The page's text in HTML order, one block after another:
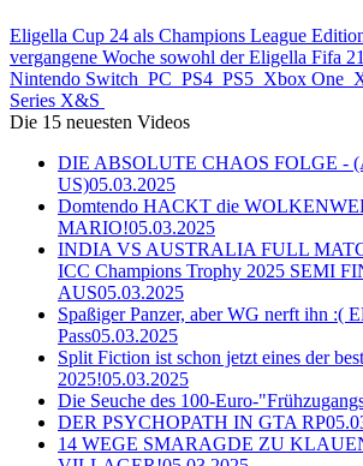
Eligella Cup 24 als Champions League
vergangene Woche sowohl der Eligella Fifa
Nintendo Switch PC PS4 PS5 Xbox One
Series X&S
Die 15 neuesten Videos
DIE ABSOLUTE CHAOS FOLGE -
US)05.03.2025
Domtendo HACKT die
MARIO!05.03.2025
INDIA VS AUSTRALIA FULL
ICC Champions Trophy 2025 SEMI
AUS05.03.2025
Spaßiger Panzer, aber WG nerft ihn :(
Pass05.03.2025
Split Fiction ist schon jetzt eines der
2025!05.03.2025
Die Seuche des 100-Euro-
DER PSYCHOPATH IN GTA RP
14 WEGE SMARAGDE ZU